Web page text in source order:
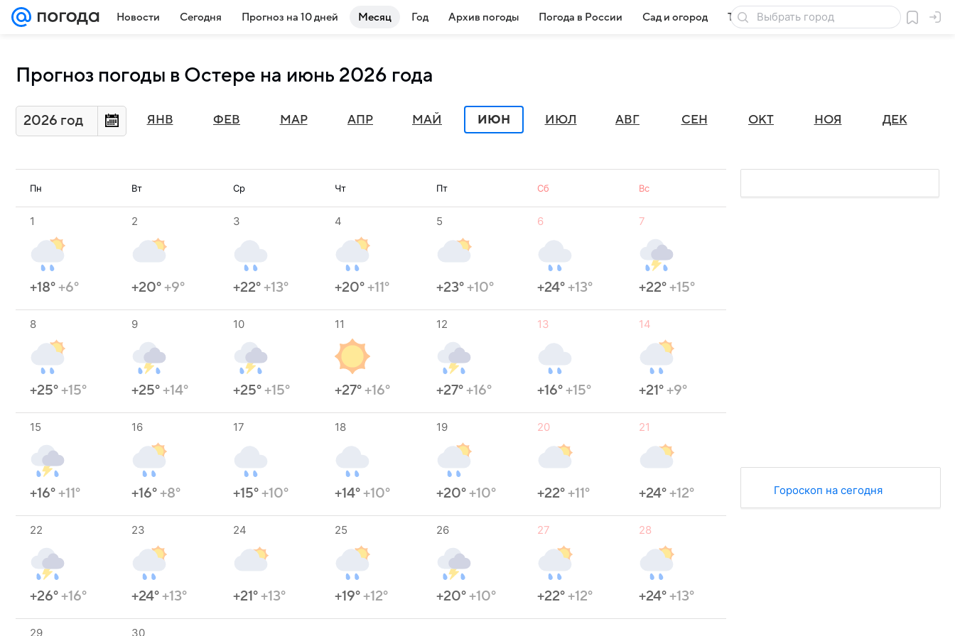
Новости Сегодня Прогноз на 10 дней Месяц Год Архив погоды Погода в России Сад и огород Товары для дачи
Прогноз погоды в Остере на июнь 2026 года
2026 год ЯНВ ФЕВ МАР АПР МАЙ ИЮН ИЮЛ АВГ СЕН ОКТ НОЯ ДЕК
Пн Вт Ср Чт Пт Сб Вс
1
+18°+6°
2
+20°+9°
3
+22°+13°
4
+20°+11°
5
+23°+10°
6
+24°+13°
7
+22°+15°
8
+25°+15°
9
+25°+14°
10
+25°+15°
11
+27°+16°
12
+27°+16°
13
+16°+15°
14
+21°+9°
15
+16°+11°
16
+16°+8°
17
+15°+10°
18
+14°+10°
19
+20°+10°
20
+22°+11°
21
+24°+12°
22
+26°+16°
23
+24°+13°
24
+21°+13°
25
+19°+12°
26
+20°+10°
27
+22°+12°
28
+24°+13°
29 30
Гороскоп на сегодня